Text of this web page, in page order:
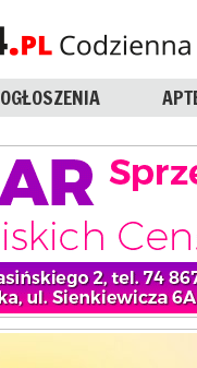
OGŁOSZENIA